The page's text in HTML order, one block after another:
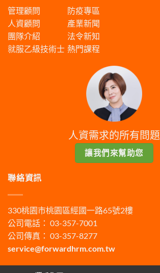
管理顧問
人資顧問
團隊介紹
就服乙級技術士
防疫專區
產業新聞
法令新知
熱門課程
人資需求的所有問題
讓我們來幫助您
聯絡資訊
330桃園市桃園區經國一路65號2樓
公司電話： 03-357-7001
公司傳真： 03-357-8277
service@forwardhrm.com.tw